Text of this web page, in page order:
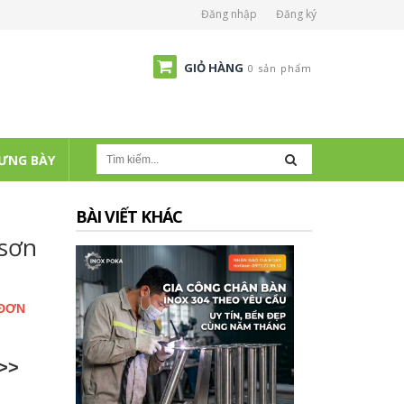
Đăng nhập Đăng ký
GIỎ HÀNG 0 sản phẩm
BÀY
BÀI VIẾT KHÁC